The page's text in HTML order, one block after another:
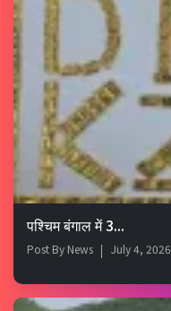
पश्चिम बंगाल में 3...
Post By News July 4, 2026